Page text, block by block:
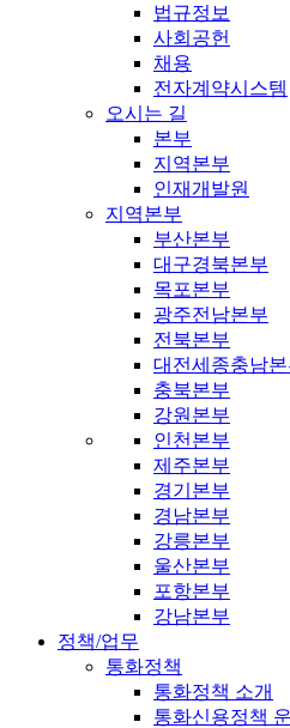
법규정보
사회공헌
채용
전자계약시스템
오시는 길
본부
지역본부
인재개발원
지역본부
부산본부
대구경북본부
목포본부
광주전남본부
전북본부
대전세종충남본
충북본부
강원본부
인천본부
제주본부
경기본부
경남본부
강릉본부
울산본부
포항본부
강남본부
정책/업무
통화정책
통화정책 소개
통화신용정책